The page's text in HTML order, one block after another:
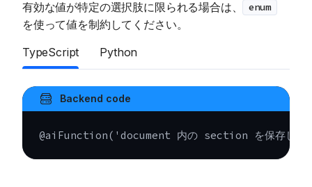
有効な値が特定の選択肢に限られる場合は、 enum
を使って値を制約してください。
TypeScript
Python
Backend code
@aiFunction( 'document 内の section を保存しま